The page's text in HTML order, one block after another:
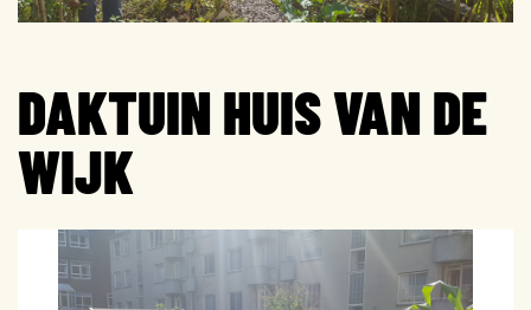
DAKTUIN HUIS VAN DE
WIJK